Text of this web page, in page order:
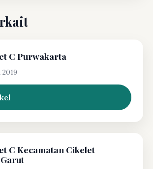
C Purwakarta
C Kecamatan Cikelet